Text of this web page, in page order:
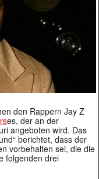
den Rappern Jay Z
es, der an der
angeboten wird. Das
berichtet, dass der
vorbehalten sei, die die
folgenden drei